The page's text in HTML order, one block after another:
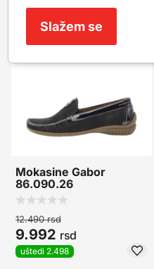
-20%
Mokasine Gabor
86.090.26
12.490rsd
9.992 rsd
uštedi 2.498
Slažem se